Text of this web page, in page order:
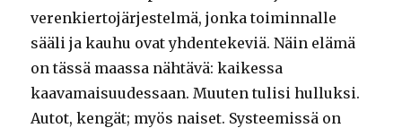
verenkiertojärjestelmä, jonka toiminnalle
sääli ja kauhu ovat yhdentekeviä. Näin elämä
on tässä maassa nähtävä: kaikessa
kaavamaisuudessaan. Muuten tulisi hulluksi.
Autot, kengät; myös naiset. Systeemissä on